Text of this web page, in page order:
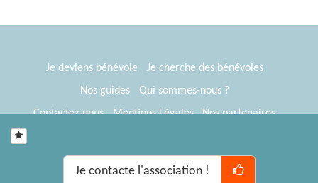
Je contacte l'association !
Je deviens bénévole
Je cherche des bénévoles
Nos guides
Qui sommes-nous ?
Contactez-nous
Mentions Légales
Nos partenaires
® Tous Bénévoles 2012-2026
Webkast